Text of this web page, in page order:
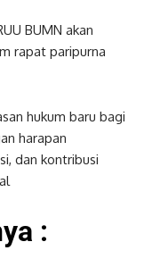
BUMN akan
rapat paripurna
hukum baru bagi
harapan
dan kontribusi
: